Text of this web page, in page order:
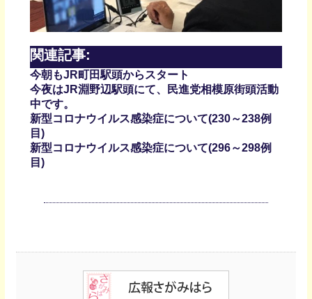
関連記事:
今朝もJR町田駅頭からスタート
今夜はJR淵野辺駅頭にて、民進党相模原街頭活動
中です。
新型コロナウイルス感染症について(230～238例
目)
新型コロナウイルス感染症について(296～298例
目)